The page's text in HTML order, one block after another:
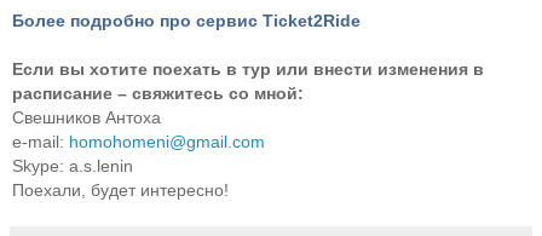
Более подробно про сервис Ticket2Ride
Если вы хотите поехать в тур или внести изменения в
расписание – свяжитесь со мной:
Свешников Антоха
e-mail: homohomeni@gmail.com
Skype: a.s.lenin
Поехали, будет интересно!